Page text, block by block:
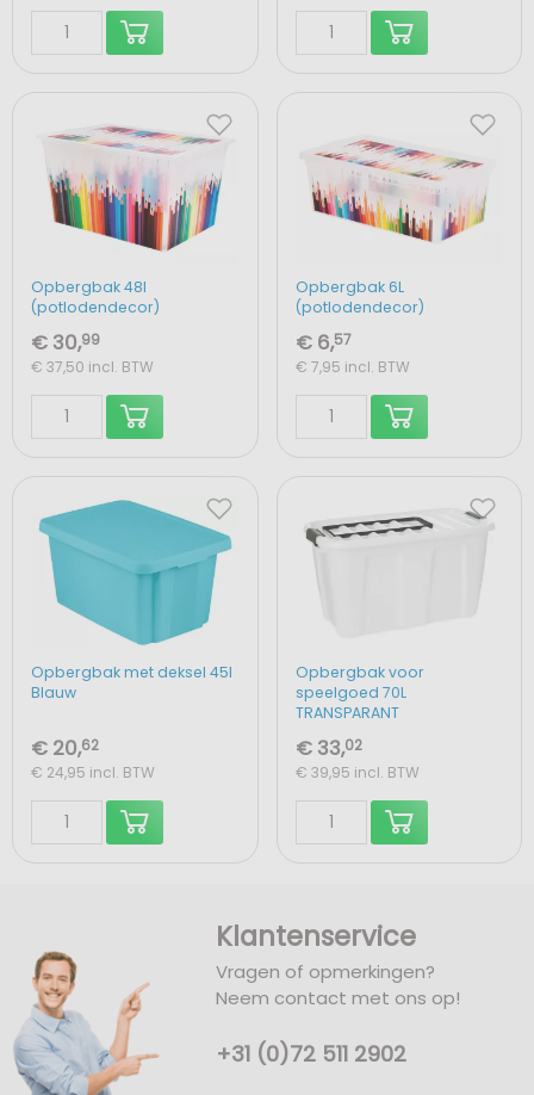
Opbergbak 48l
(potlodendecor)
€ 30,99
€ 37,50 incl. BTW
Opbergbak 6L
(potlodendecor)
€ 6,57
€ 7,95 incl. BTW
Opbergbak met deksel 45l
Blauw
€ 20,62
€ 24,95 incl. BTW
Opbergbak voor
speelgoed 70L
TRANSPARANT
€ 33,02
€ 39,95 incl. BTW
Klantenservice
Vragen of opmerkingen?
Neem contact met ons op!
+31 (0)72 511 2902